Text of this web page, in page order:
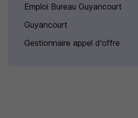
Emploi Bureau Guyancourt
Guyancourt
Gestionnaire appel d'offre